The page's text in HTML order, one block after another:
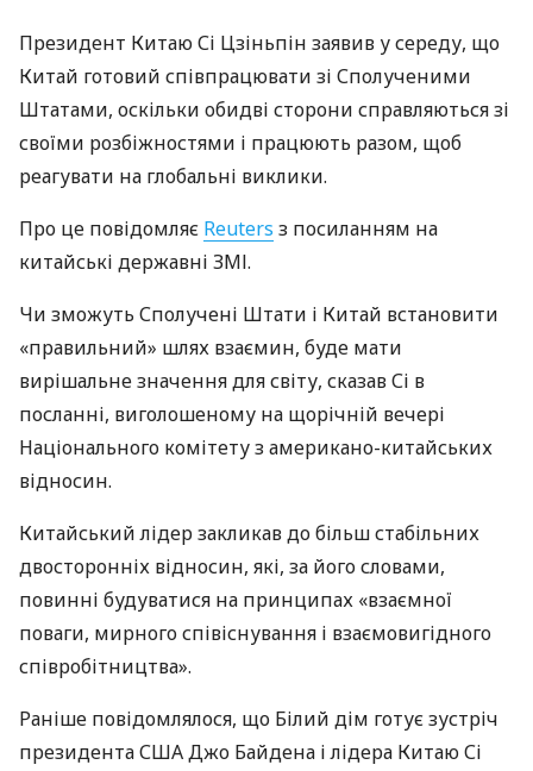
Президент Китаю Сі Цзіньпін заявив у середу, що
Китай готовий співпрацювати зі Сполученими
Штатами, оскільки обидві сторони справляються зі
своїми розбіжностями і працюють разом, щоб
реагувати на глобальні виклики.
Про це повідомляє Reuters з посиланням на
китайські державні ЗМІ.
Чи зможуть Сполучені Штати і Китай встановити
«правильний» шлях взаємин, буде мати
вирішальне значення для світу, сказав Сі в
посланні, виголошеному на щорічній вечері
Національного комітету з американо-китайських
відносин.
Китайський лідер закликав до більш стабільних
двосторонніх відносин, які, за його словами,
повинні будуватися на принципах «взаємної
поваги, мирного співіснування і взаємовигідного
співробітництва».
Раніше повідомлялося, що Білий дім готує зустріч
президента США Джо Байдена і лідера Китаю Сі